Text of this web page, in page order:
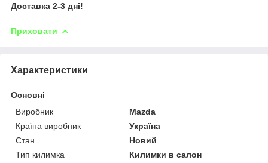
Доставка 2-3 дні!
Приховати
Характеристики
Основні
Виробник
Mazda
Країна виробник
Україна
Стан
Новий
Тип килимка
Килимки в салон